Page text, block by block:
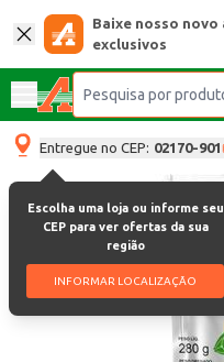
Baixe nosso novo
exclusivos
Entregue no CEP: 02170-901
Escolha uma loja ou informe seu
CEP para ver ofertas da sua
região
INFORMAR LOCALIZAÇÃO